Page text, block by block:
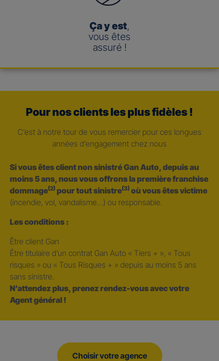
Ça y est,
vous êtes
assuré !
Pour nos clients les plus fidèles !
C’est à notre tour de vous remercier pour ces longues
années d’engagement chez nous
Si vous êtes client non sinistré Gan Auto, depuis au
moins 5 ans, nous vous offrons la première franchise
dommage(2) pour tout sinistre(3) où vous êtes victime
(incendie, vol, vandalisme…) ou responsable.
Les conditions :
Être client Gan
Être titulaire d’un contrat Gan Auto « Tiers + », « Tous
risques » ou « Tous Risques + » depuis au moins 5 ans
sans sinistre.
N’attendez plus, prenez rendez-vous avec votre
Agent général !
Choisir votre agence